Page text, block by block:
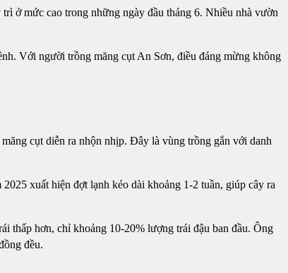
ở mức cao trong những ngày đầu tháng 6. Nhiều nhà vườn
Với người trồng măng cụt An Sơn, điều đáng mừng không
cụt diễn ra nhộn nhịp. Đây là vùng trồng gắn với danh
xuất hiện đợt lạnh kéo dài khoảng 1-2 tuần, giúp cây ra
thấp hơn, chỉ khoảng 10-20% lượng trái đậu ban đầu. Ông
đều.